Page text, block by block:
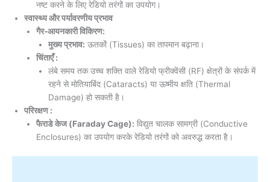
नष्ट करने के लिए रेडियो तरंगों का उपयोग।
स्वास्थ्य और पर्यावरणीय प्रभाव
गैर-आयनकारी विकिरण:
मुख्य प्रभाव: ऊतकों (Tissues) का तापमान बढ़ाना।
चिंताएँ :
लंबे समय तक उच्च शक्ति वाले रेडियो फ्रीक्वेंसी (RF) क्षेत्रों के संपर्क में
रहने से मोतियाबिंद (Cataracts) या ऊष्मीय क्षति (Thermal
Damage) हो सकती है।
परिरक्षण :
फैराडे केज (Faraday Cage): विद्युत चालक सामग्री (Conductive
Enclosures) का उपयोग करके रेडियो तरंगों को अवरुद्ध करता है।